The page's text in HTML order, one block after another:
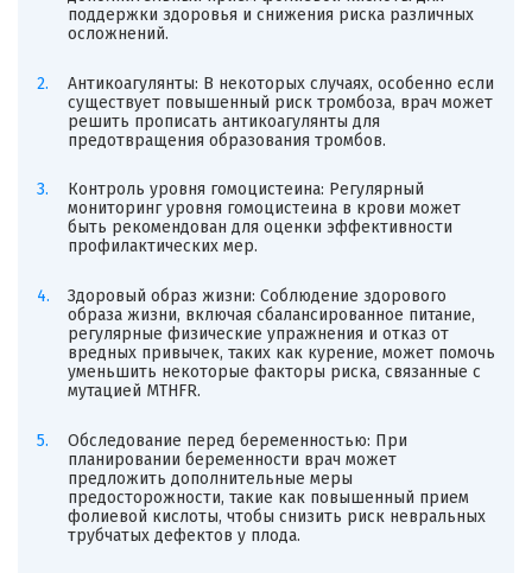
поддержки здоровья и снижения риска различных
осложнений.
Антикоагулянты: В некоторых случаях, особенно если
существует повышенный риск тромбоза, врач может
решить прописать антикоагулянты для
предотвращения образования тромбов.
Контроль уровня гомоцистеина: Регулярный
мониторинг уровня гомоцистеина в крови может
быть рекомендован для оценки эффективности
профилактических мер.
Здоровый образ жизни: Соблюдение здорового
образа жизни, включая сбалансированное питание,
регулярные физические упражнения и отказ от
вредных привычек, таких как курение, может помочь
уменьшить некоторые факторы риска, связанные с
мутацией MTHFR.
Обследование перед беременностью: При
планировании беременности врач может
предложить дополнительные меры
предосторожности, такие как повышенный прием
фолиевой кислоты, чтобы снизить риск невральных
трубчатых дефектов у плода.